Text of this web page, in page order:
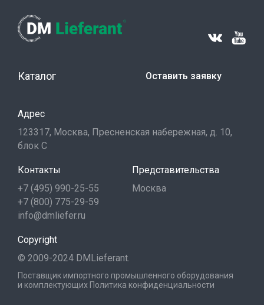
Каталог Оставить заявку
Адрес
123317, Москва, Пресненская набережная, д. 10,
блок С
Контакты
+7 (495) 990-25-55
+7 (800) 775-29-59
info@dmliefer.ru
Представительства
Москва
Copyright
© 2009-2024 DMLieferant.
Поставщик импортного промышленного оборудования
и комплектующих Политика конфиденциальности